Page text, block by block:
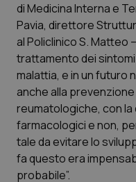
Professionisti
Abruzzo
Basilicata
Calabria
Campania
QS Pro Gold
Artrite & artrosi
Asma & BPCO
Car-T
QS Club Newsletter
di Medicina Interna e
Pavia, direttore
al Policlinico S. Matteo
trattamento dei
malattia, e in un futuro
anche alla
reumatologiche, con
farmacologici e non,
tale da evitare lo
fa questo era
probabile”.